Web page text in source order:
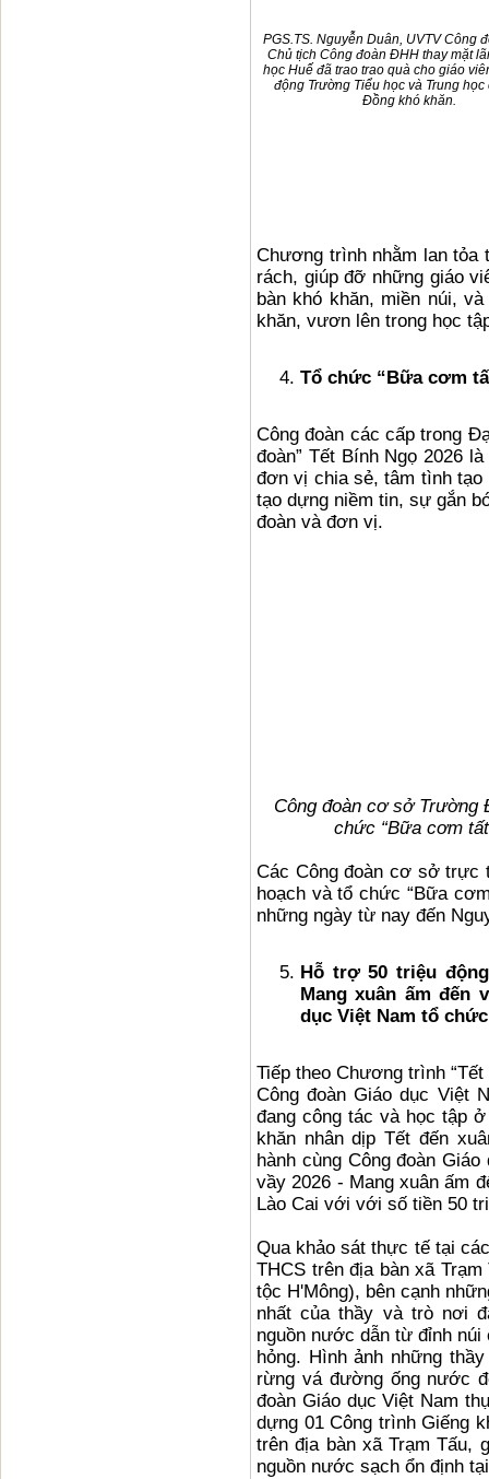
PGS.TS. Nguyễn Duân, UVTV Công
Chủ tịch Công đoàn ĐHH thay mặt
học Huế đã trao trao quà cho giáo
động Trường Tiểu học và Trung học
Đồng khó khăn.
Chương trình nhằm lan tỏa
rách, giúp đỡ những giáo
bàn khó khăn, miền núi,
khăn, vươn lên trong học
Tổ chức “Bữa cơm
Công đoàn các cấp trong
đoàn” Tết Bính Ngọ 2026
đơn vị chia sẻ, tâm tình tạo
tạo dựng niềm tin, sự gắn
đoàn và đơn vị.
Công đoàn cơ sở Trường
chức “Bữa cơm
Các Công đoàn cơ sở trực
hoạch và tổ chức “Bữa
những ngày từ nay đến
Hỗ trợ 50 triệu
Mang xuân ấm đến
dục Việt Nam tổ chức
Tiếp theo Chương trình
Công đoàn Giáo dục Việt
đang công tác và học tập
khăn nhân dịp Tết đến
hành cùng Công đoàn
vầy 2026 - Mang xuân ấm
Lào Cai với với số tiền 50
Qua khảo sát thực tế tại
THCS trên địa bàn xã
tộc H'Mông), bên cạnh
nhất của thầy và trò nơi
nguồn nước dẫn từ đỉnh
hỏng. Hình ảnh những
rừng vá đường ống nước
đoàn Giáo dục Việt Nam
dựng 01 Công trình Giếng
trên địa bàn xã Trạm Tấu,
nguồn nước sạch ổn định